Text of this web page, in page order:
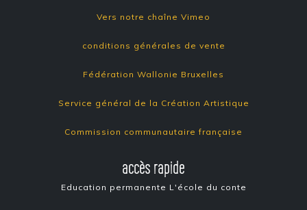
Vers notre chaîne Vimeo
conditions générales de vente
Fédération Wallonie Bruxelles
Service général de la Création Artistique
Commission communautaire française
accès rapide
Education permanente L'école du conte